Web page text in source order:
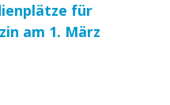
für
am 1. März